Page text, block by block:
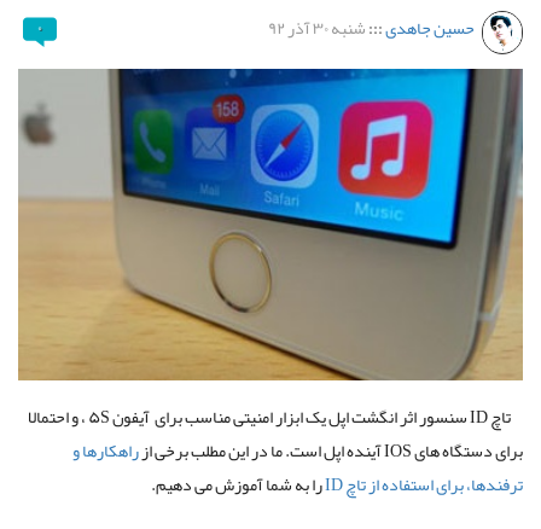
حسین جاهدی:::شنبه ۳۰ آذر ۹۲ ۰
تاچ ID سنسور اثر انگشت اپل یک ابزار امنیتی مناسب برای آیفون ۵S ، و احتمالا
برای دستگاه های IOS آینده اپل است. ما در این مطلب برخی از
راهکارها و
ترفندها، برای استفاده از تاچ ID
را به شما آموزش می دهیم.